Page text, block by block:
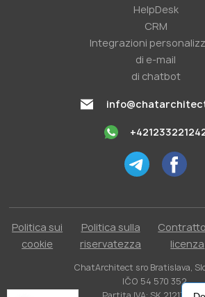
HelpDesk
CRM
Integrazioni
di e-mail
di chatbot
Politica sui
cookie
Politica sulla
riservatezza
licenza
ChatArchitect sro Bratislava,
IČO 54 570 352.